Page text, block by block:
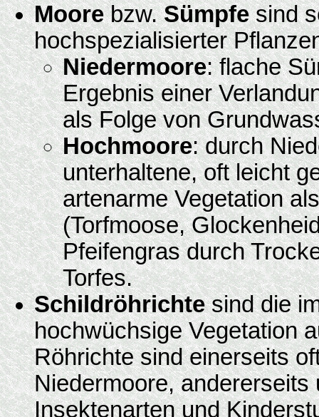
Moorebzw.Sümpfesind
hochspezialisierter
Niedermoore: flache
Ergebnis einer
als Folge von
Hochmoore: durch
unterhaltene, oft leicht
artenarme Vegetation
(Torfmoose,
Pfeifengras durch
Torfes.
Schildröhrichtesind die
hochwüchsige Vegetation
Röhrichte sind einerseits
Niedermoore,
Insektenarten und